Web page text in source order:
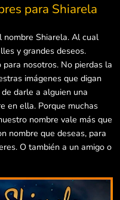
para Shiarela
nombre Shiarela. Al cual
y grandes deseos.
nosotros. No pierdas la
imágenes que digan
darle a alguien una
en ella. Porque muchas
nombre vale más que
nombre que deseas, para
O también a un amigo o